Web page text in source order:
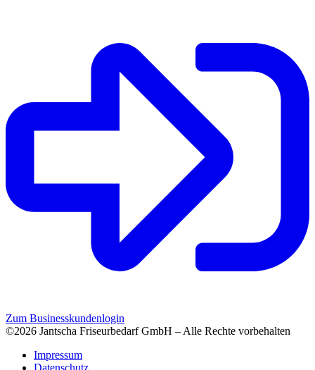
Zum Businesskundenlogin
©2026 Jantscha Friseurbedarf GmbH – Alle Rechte vorbehalten
Impressum
Datenschutz